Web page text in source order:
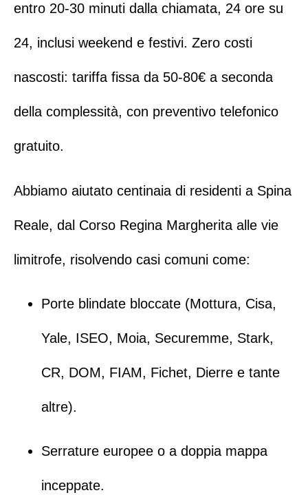
entro 20-30 minuti dalla chiamata, 24 ore su
24, inclusi weekend e festivi. Zero costi
nascosti: tariffa fissa da 50-80€ a seconda
della complessità, con preventivo telefonico
gratuito.
Abbiamo aiutato centinaia di residenti a Spina
Reale, dal Corso Regina Margherita alle vie
limitrofe, risolvendo casi comuni come:
Porte blindate bloccate (Mottura, Cisa,
Yale, ISEO, Moia, Securemme, Stark,
CR, DOM, FIAM, Fichet, Dierre e tante
altre).
Serrature europee o a doppia mappa
inceppate.